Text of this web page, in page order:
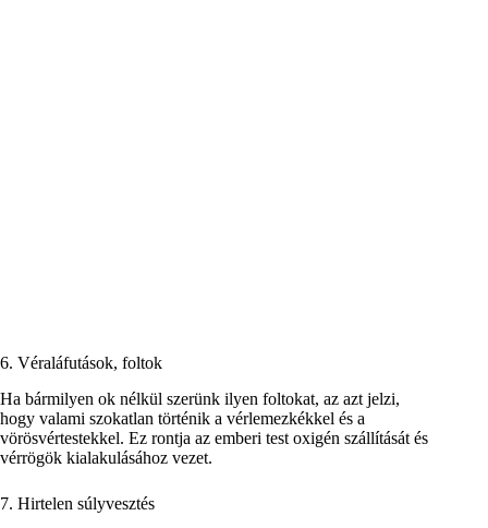
6. Véraláfutások, foltok
Ha bármilyen ok nélkül szerünk ilyen foltokat, az azt jelzi,
hogy valami szokatlan történik a vérlemezkékkel és a
vörösvértestekkel. Ez rontja az emberi test oxigén szállítását és
vérrögök kialakulásához vezet.
7. Hirtelen súlyvesztés